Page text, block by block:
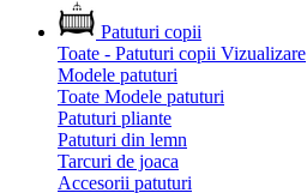
Patuturi copii
Toate - Patuturi copii Vizualizare
Modele patuturi
Toate Modele patuturi
Patuturi pliante
Patuturi din lemn
Tarcuri de joaca
Accesorii patuturi